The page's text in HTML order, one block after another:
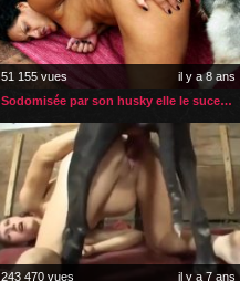
51 155 vues
il y a 8 ans
Sodomisée par son husky elle le suce et avale son sperme
243 470 vues il y a 7 ans